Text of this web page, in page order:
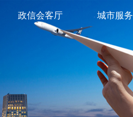
政信会客厅 城市服务